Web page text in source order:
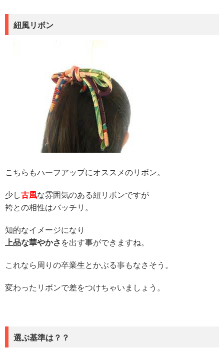
紐風リボン
こちらもハーフアップにオススメのリボン。
少し古風な雰囲気のある紐リボンですが
袴との相性はバッチリ。
知的なイメージになり
上品な華やかさ を出す事ができますね。
これなら周りの卒業生とかぶる事もなさそう。
変わったリボンで差をつけちゃいましょう。
選ぶ基準は？？